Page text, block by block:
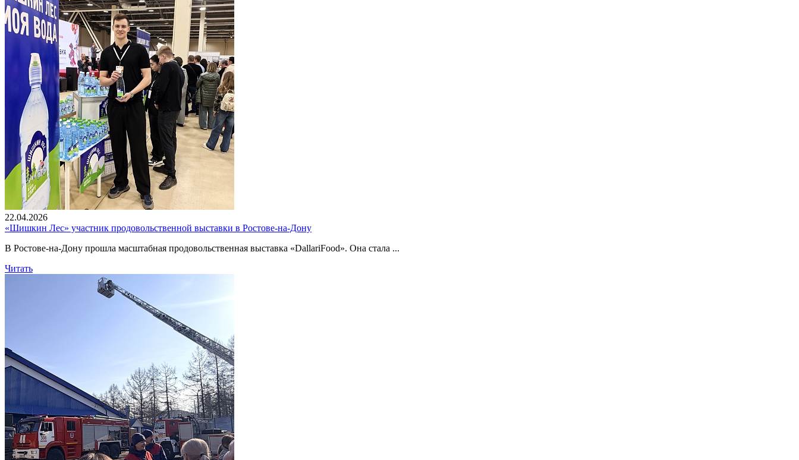
22.04.2026
«Шишкин Лес» участник продовольственной выставки в Ростове-на-Дону
В Ростове-на-Дону прошла масштабная продовольственная выставка «DallariFood». Она стала ...
Читать